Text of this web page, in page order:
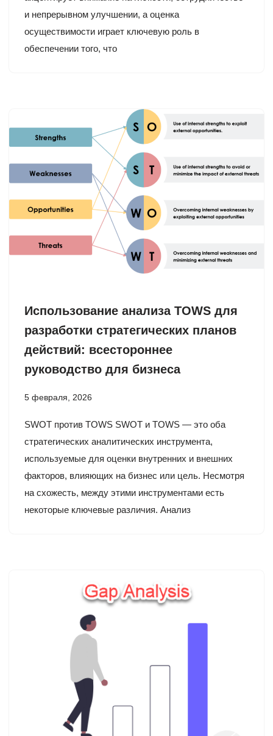
и непрерывном улучшении, а оценка
осуществимости играет ключевую роль в
обеспечении того, что
Использование анализа TOWS для
разработки стратегических планов
действий: всестороннее
руководство для бизнеса
5 февраля, 2026
SWOT против TOWS SWOT и TOWS — это оба
стратегических аналитических инструмента,
используемые для оценки внутренних и внешних
факторов, влияющих на бизнес или цель. Несмотря
на схожесть, между этими инструментами есть
некоторые ключевые различия. Анализ